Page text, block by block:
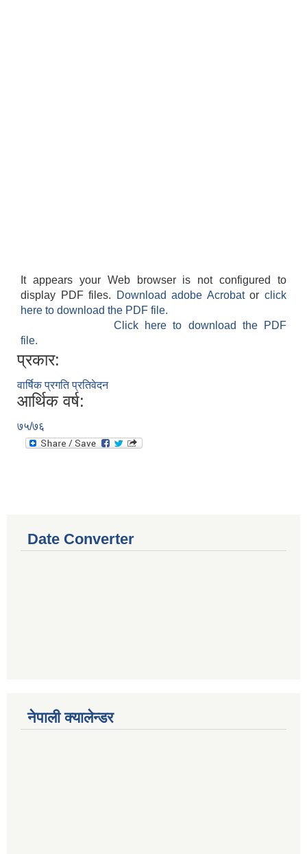
It appears your Web browser is not configured to
display PDF files.
Download adobe Acrobatorclick
here to download the PDF file.
Click here to download the PDF
file.
प्रकार:
वार्षिक प्रगति प्रतिवेदन
आर्थिक वर्ष:
७५/७६
Date Converter
नेपाली क्यालेन्डर